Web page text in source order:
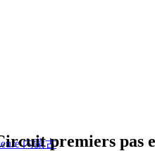
内蒙古premiers pas